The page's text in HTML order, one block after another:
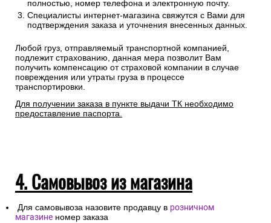
полностью, номер телефона и электронную почту.
Специалисты интернет-магазина свяжутся с Вами для
подтверждения заказа и уточнения внесенных данных.
Любой груз, отправляемый транспортной компанией,
подлежит страхованию, данная мера позволит Вам
получить компенсацию от страховой компании в случае
повреждения или утраты груза в процессе
транспортировки.
Для получении заказа в пункте выдачи ТК необходимо
предоставление паспорта.
4. Самовывоз из магазина
Для самовывоза назовите продавцу в розничном
магазине номер заказа